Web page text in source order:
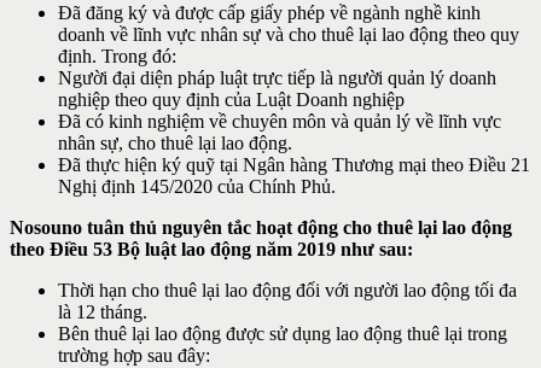
Đã đăng ký và được cấp giấy phép về ngành nghề kinh
doanh về lĩnh vực nhân sự và cho thuê lại lao động theo quy
định. Trong đó:
Người đại diện pháp luật trực tiếp là người quản lý doanh
nghiệp theo quy định của Luật Doanh nghiệp
Đã có kinh nghiệm về chuyên môn và quản lý về lĩnh vực
nhân sự, cho thuê lại lao động.
Đã thực hiện ký quỹ tại Ngân hàng Thương mại theo Điều 21
Nghị định 145/2020 của Chính Phủ.
Nosouno tuân thủ nguyên tắc hoạt động cho thuê lại lao động
theo Điều 53 Bộ luật lao động năm 2019 như sau:
Thời hạn cho thuê lại lao động đối với người lao động tối đa
là 12 tháng.
Bên thuê lại lao động được sử dụng lao động thuê lại trong
trường hợp sau đây: